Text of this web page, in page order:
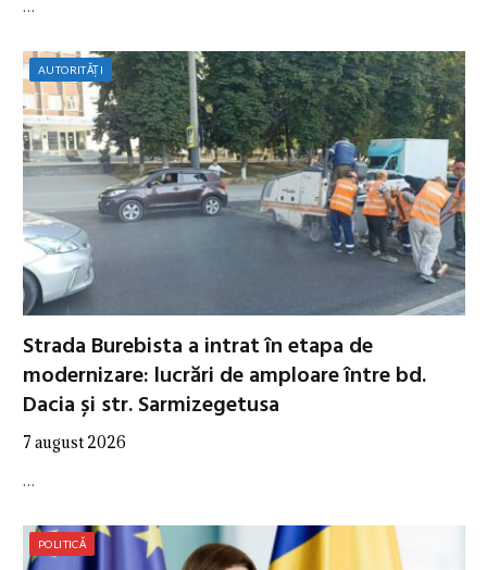
…
AUTORITĂȚI
Strada Burebista a intrat în etapa de
modernizare: lucrări de amploare între bd.
Dacia și str. Sarmizegetusa
7 august 2026
…
POLITICĂ